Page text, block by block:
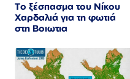
Το ξέσπασμα του Νίκου
Χαρδαλιά για τη φωτιά
στη Βοιωτια